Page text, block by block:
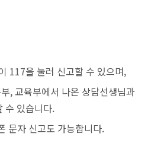
117을 눌러 신고할 수 있으며,
,교육부에서 나온 상담선생님과
수 있습니다.
문자 신고도 가능합니다.